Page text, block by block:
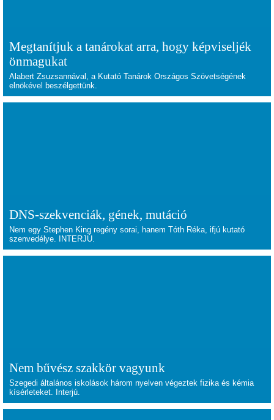
Megtanítjuk a tanárokat arra, hogy képviseljék
önmagukat
Alabert Zsuzsannával, a Kutató Tanárok Országos Szövetségének
elnökével beszélgettünk.
DNS-szekvenciák, gének, mutáció
Nem egy Stephen King regény sorai, hanem Tóth Réka, ifjú kutató
szenvedélye. INTERJÚ.
Nem bűvész szakkör vagyunk
Szegedi általános iskolások három nyelven végeztek fizika és kémia
kísérleteket. Interjú.